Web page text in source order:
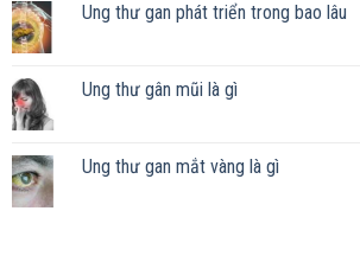
Ung thư gan phát triển trong bao lâu
Ung thư gân mũi là gì
Ung thư gan mắt vàng là gì